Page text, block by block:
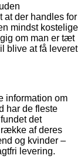
at der handles for
mindst kostelige
om man er tæt
blive at få leveret
information om
har de fleste
det
af deres
og kvinder –
levering.